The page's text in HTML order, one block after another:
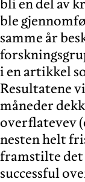
bli en del av
ble
samme år
i en artikkel
Resultatene
måneder
overflatevev
nesten helt
framstilte det
successful